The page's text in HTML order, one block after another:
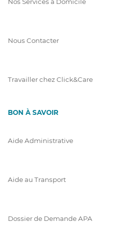
Nous Contacter
Travailler chez Click&Care
BON À SAVOIR
Aide Administrative
Aide au Transport
Dossier de Demande APA